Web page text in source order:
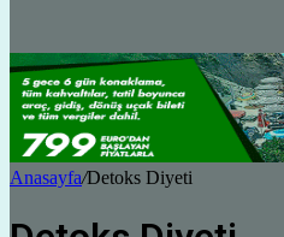
Anasayfa/Detoks Diyeti